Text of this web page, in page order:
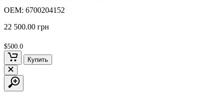
OEM: 6700204152
22 500.00 грн
$500.0
Купить